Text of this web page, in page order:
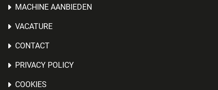
MACHINE AANBIEDEN
VACATURE
CONTACT
PRIVACY POLICY
COOKIES